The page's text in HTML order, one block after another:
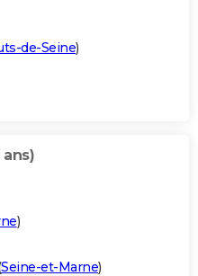
de-Seine)
ans)
)
Seine-et-Marne)